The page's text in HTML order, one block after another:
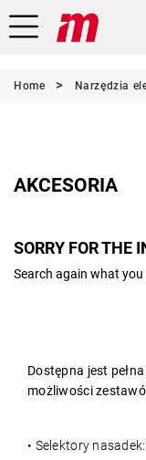
Home Narzędzia
AKCESORIA
SORRY FOR THE
Search again what
Dostępna jest
możliwości
• Selektory